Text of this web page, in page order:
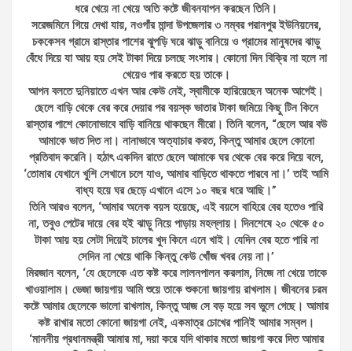
ধরে খেয়ে না খেয়ে অতি কষ্টে জীবনযাপন করছেন তিনি।
সরেজমিনে গিয়ে দেখা যায়, নওগাঁর মান্দা উপজেলার ৩ নম্বর পরানপুর ইউনিয়নের,
চককেসব গ্রামে রাস্তার পাশের ঝুপড়ি ঘরে ঝাড়ু বানিয়ে ও গ্রামের মানুষদের ঝাড়ু
বেঁধে দিয়ে যা আয় হয় সেই টাকা দিয়ে চলছে সংসার। কোনো দিন বিক্রি না হলে না
খেয়েও পার করতে হয় তাকে।
আপন বলতে দুনিয়াতে এখন আর কেউ নেই, স্বামীকে হারিয়েছেন অনেক আগেই।
ছেলে বাড়ি থেকে বের করে দেয়ার পর বয়স্ক ভাতার টাকা জমিয়ে কিছু টিন কিনে
রাস্তার পাশে কোনোভাবে বাড়ি বানিয়ে থাকছেন মীরো। তিনি বলেন, “ছেলে আর বউ
আমাকে ভাত দিত না। নানাভাবে অত্যাচার করত, কিন্তু আমার ছেলে কোনো
প্রতিবাদ করেনি। হঠাৎ একদিন রাতে ছেলে আমাকে ঘর থেকে বের করে দিয়ে বলে,
‘তোমার যেখানে খু্শি সেখানে চলে যাও, আমার বাড়িতে থাকতে পারবে না।’ তাই আমি
বাধ্য হয়ে ঘর ছেড়ে এখানে এসে ১০ বছর ধরে আছি।”
তিনি আরও বলেন, ‘আমার অনেক বয়স হয়েছে, এই বয়সে বাহিরে বের হতেও পারি
না, তবুও পেটের দায়ে বের হই ঝাড়ু নিয়ে পাড়ায় মহল্লায়। দিনশেষে ২০ থেকে ৫০
টাকা আয় হয় সেটা দিয়েই চালের খুদ কিনে এনে খাই। যেদিন বের হতে পারি না
সেদিন না খেয়ে থাকি কিন্তু কেউ খোঁজ খবর নেয় না।’
মিরজান বলেন, ‘যে ছেলেকে এত কষ্ট করে লালনপালন করলাম, নিজে না খেয়ে তাকে
খাওয়ালাম। ভেজা জায়গায় আমি শুয়ে তাকে শুকনো জায়গায় রাখলাম। জীবনের চরম
কষ্টে আমার ছেলেকে ভালো রাখলাম, কিন্তু আজ সে বড় হয়ে সব ভুলে গেছে। আমার
কষ্ট রাখার মতো কোনো জায়গা নেই, একমাত্র চোখের পানিই আমার সম্বল।
‘মাননীয় প্রধানমন্ত্রী আমার মা, দয়া করে যদি থাকার মতো জায়গা করে দিত আমার